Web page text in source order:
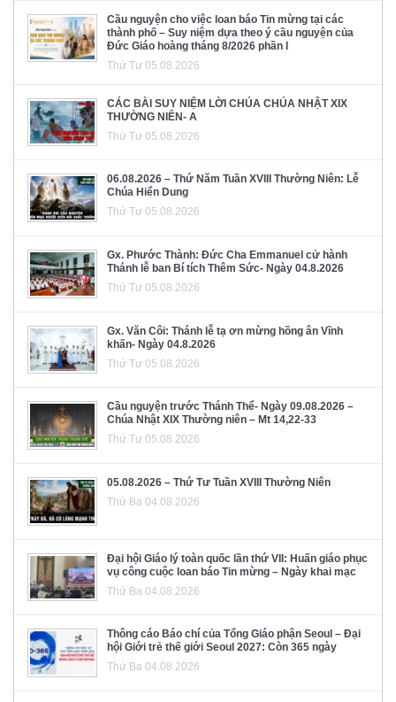
Cầu nguyện cho việc loan báo Tin mừng tại các
thành phố – Suy niệm dựa theo ý cầu nguyện của
Đức Giáo hoàng tháng 8/2026 phần I
Thứ Tư 05.08.2026
CÁC BÀI SUY NIỆM LỜI CHÚA CHÚA NHẬT XIX
THƯỜNG NIÊN- A
Thứ Tư 05.08.2026
06.08.2026 – Thứ Năm Tuần XVIII Thường Niên: Lễ
Chúa Hiển Dung
Thứ Tư 05.08.2026
Gx. Phước Thành: Đức Cha Emmanuel cử hành
Thánh lễ ban Bí tích Thêm Sức- Ngày 04.8.2026
Thứ Tư 05.08.2026
Gx. Văn Côi: Thánh lễ tạ ơn mừng hồng ân Vĩnh
khấn- Ngày 04.8.2026
Thứ Tư 05.08.2026
Cầu nguyện trước Thánh Thể- Ngày 09.08.2026 –
Chúa Nhật XIX Thường niên – Mt 14,22-33
Thứ Tư 05.08.2026
05.08.2026 – Thứ Tư Tuần XVIII Thường Niên
Thứ Ba 04.08.2026
Đại hội Giáo lý toàn quốc lần thứ VII: Huấn giáo phục
vụ công cuộc loan báo Tin mừng – Ngày khai mạc
Thứ Ba 04.08.2026
Thông cáo Báo chí của Tổng Giáo phận Seoul – Đại
hội Giới trẻ thế giới Seoul 2027: Còn 365 ngày
Thứ Ba 04.08.2026